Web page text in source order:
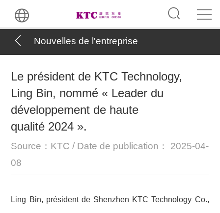
Nouvelles de l'entreprise
Le président de KTC Technology,
Ling Bin, nommé « Leader du
développement de haute
qualité 2024 ».
Source：KTC / Date de publication： 2025-04-
08
Ling Bin, président de Shenzhen KTC Technology Co.,